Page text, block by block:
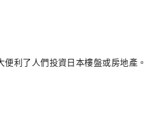
便利了人們投資日本樓盤或房地產。